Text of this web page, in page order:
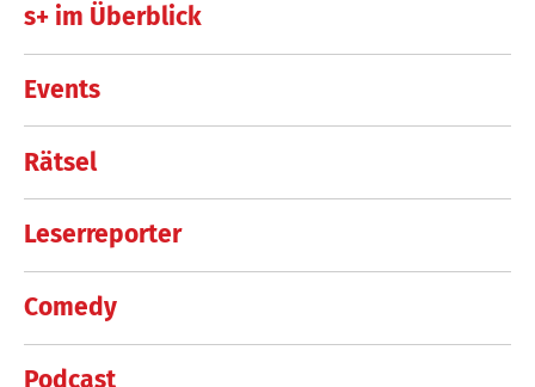
s+ im Überblick
Events
Rätsel
Leserreporter
Comedy
Podcast